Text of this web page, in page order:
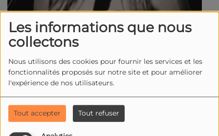
Les informations que nous
collectons
Nous utilisons des cookies pour fournir les services et les
fonctionnalités proposés sur notre site et pour améliorer
l'expérience de nos utilisateurs.
Tout accepter Tout refuser